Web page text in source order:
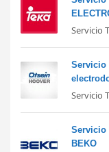
Servicio
Servicio
Servicio
Servicio
BEKO